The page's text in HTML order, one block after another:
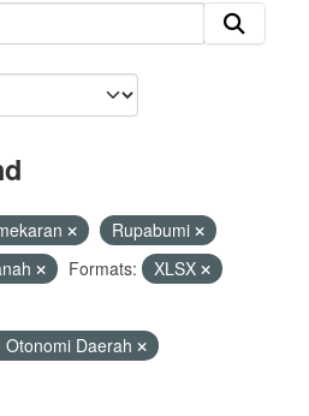
Rupabumi
Formats:
XLSX
Daerah